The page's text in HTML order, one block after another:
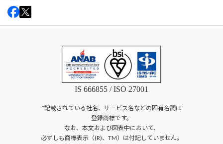
IS 666855 / ISO 27001
*記載されている社名、サービス名などの固有名詞は
登録商標です。
なお、本文および図表中において、
必ずしも商標表示（(R)、TM）は付記していません。